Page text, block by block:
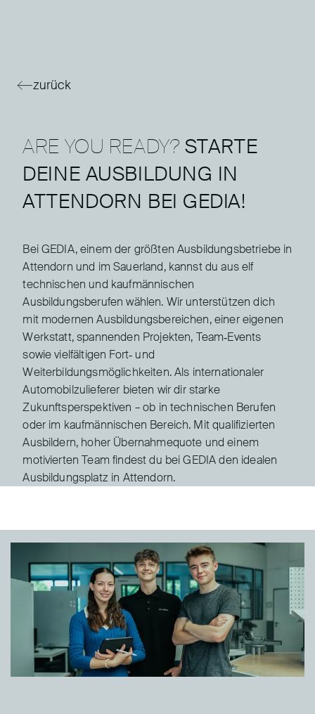
zurück
ARE YOU READY? STARTE
DEINE AUSBILDUNG IN
ATTENDORN BEI GEDIA!
Bei GEDIA, einem der größten Ausbildungsbetriebe in
Attendorn und im Sauerland, kannst du aus elf
technischen und kaufmännischen
Ausbildungsberufen wählen. Wir unterstützen dich
mit modernen Ausbildungsbereichen, einer eigenen
Werkstatt, spannenden Projekten, Team‑Events
sowie vielfältigen Fort‑ und
Weiterbildungsmöglichkeiten. Als internationaler
Automobilzulieferer bieten wir dir starke
Zukunftsperspektiven – ob in technischen Berufen
oder im kaufmännischen Bereich. Mit qualifizierten
Ausbildern, hoher Übernahmequote und einem
motivierten Team findest du bei GEDIA den idealen
Ausbildungsplatz in Attendorn.